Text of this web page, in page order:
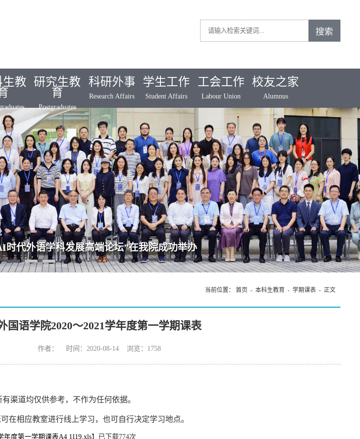
生教
研究生教
育
Postgraduates
科研外事
Research Affairs
学生工作
Student Affairs
工会工作
Labour Union
校友之家
Alumnus
语学科发展高端论坛”在我院成功举办
当前位置： 首页 - 本科生教育 - 学期课表- 正文
国语学院2020～2021学年度第一学期课表
作者： 时间：2020-08-14 浏览： 1758
渠道均仅供参考，不作为任何依据。
在相应教室进行线上学习，也可自行决定学习地点。
年度第一学期课表A4 1119.xls】已下载774次